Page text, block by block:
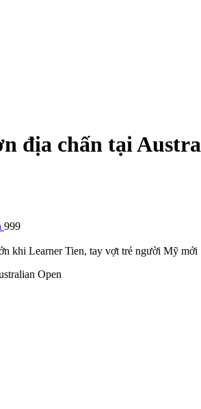
địa chấn tại
999
khi Learner Tien, tay vợt trẻ người Mỹ